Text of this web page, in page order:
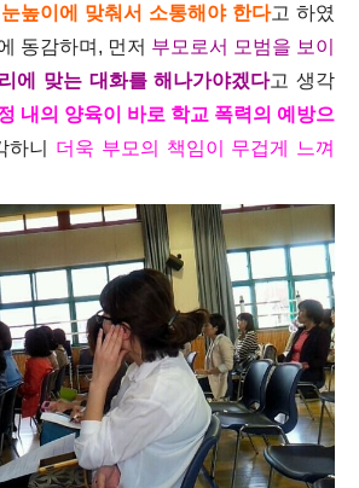
높이에 맞춰서 소통해야 한다고 하였
동감하며, 먼저 부모로서 모범을 보이
에 맞는 대화를 해나가야겠다고 생각
내의 양육이 바로 학교 폭력의 예방으
하니 더욱 부모의 책임이 무겁게 느껴